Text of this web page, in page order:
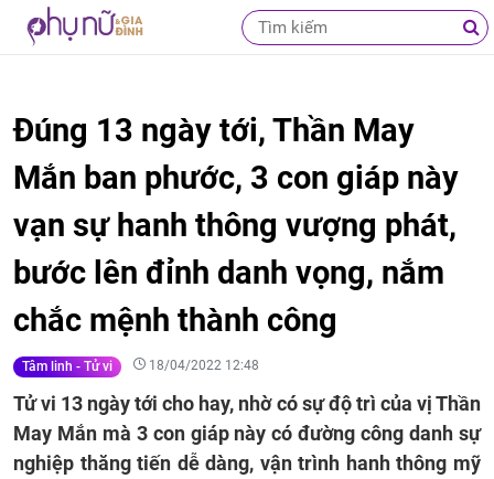
Đúng 13 ngày tới, Thần May
Mắn ban phước, 3 con giáp này
vạn sự hanh thông vượng phát,
bước lên đỉnh danh vọng, nắm
chắc mệnh thành công
Tâm linh - Tử vi 18/04/2022 12:48
Tử vi 13 ngày tới cho hay, nhờ có sự độ trì của vị Thần
May Mắn mà 3 con giáp này có đường công danh sự
nghiệp thăng tiến dễ dàng, vận trình hanh thông mỹ